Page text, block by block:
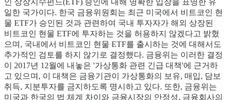
인 상장지수펀드(ETF) 승인에 대해 명확한 입장을 표명한 유
일한 국가이다. 한국 금융위원회는 최근 미국에서 비트코인 현
물 ETF가 승인된 것과 관련하여 국내 투자자가 해외 상장된
비트코인 현물 ETF에 투자하는 것을 허용하지 않겠다고 밝혔
으며, 국내에서 비트코인 현물 ETF를 출시하는 것에 대해서도
추가적인 검토를 하지 않기로 결정했다. 금융위는 이러한 결정
이 2017년 12월에 내놓은 '가상통화 관련 긴급 대책'에 근거하
고 있으며, 이 대책은 금융기관이 가상통화의 보유, 매입, 담보
취득, 지분투자를 금지하도록 명시하고 있다. 또한, 금융위는
미국과 한국의 법 체계 차이와 금융시장의 안정성, 금융회사의